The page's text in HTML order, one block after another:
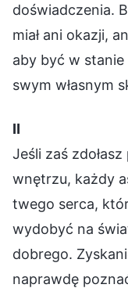
doświadczenia.
miał ani okazji,
aby być w
swym własnym
Ⅱ
Jeśli zaś
wnętrzu, każdy
twego serca,
wydobyć na
dobrego.
naprawdę